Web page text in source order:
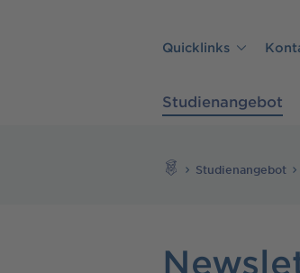
Studienangebot
Quicklinks
Studienangebot